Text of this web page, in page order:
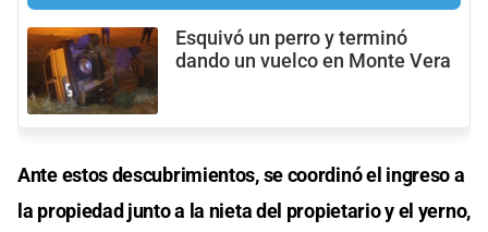
Esquivó un perro y terminó
dando un vuelco en Monte Vera
Ante estos descubrimientos, se coordinó el ingreso a
la propiedad junto a la nieta del propietario y el yerno,